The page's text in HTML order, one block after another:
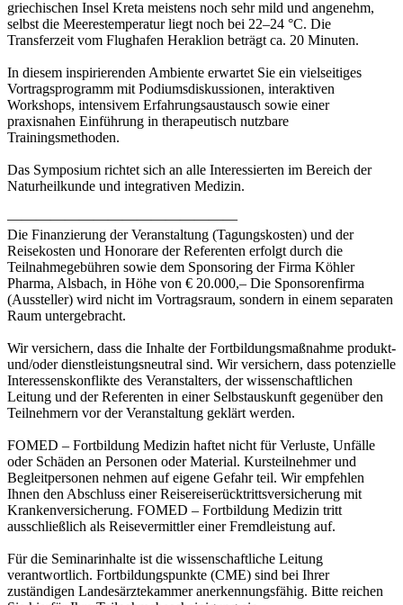
griechischen Insel Kreta meistens noch sehr mild und angenehm,
selbst die Meerestemperatur liegt noch bei 22–24 °C. Die
Transferzeit vom Flughafen Heraklion beträgt ca. 20 Minuten.
In diesem inspirierenden Ambiente erwartet Sie ein vielseitiges
Vortragsprogramm mit Podiumsdiskussionen, interaktiven
Workshops, intensivem Erfahrungsaustausch sowie einer
praxisnahen Einführung in therapeutisch nutzbare
Trainingsmethoden.
Das Symposium richtet sich an alle Interessierten im Bereich der
Naturheilkunde und integrativen Medizin.
————————————————
Die Finanzierung der Veranstaltung (Tagungskosten) und der
Reisekosten und Honorare der Referenten erfolgt durch die
Teilnahmegebühren sowie dem Sponsoring der Firma Köhler
Pharma, Alsbach, in Höhe von € 20.000,– Die Sponsorenfirma
(Aussteller) wird nicht im Vortragsraum, sondern in einem separaten
Raum untergebracht.
Wir versichern, dass die Inhalte der Fortbildungsmaßnahme produkt-
und/oder dienstleistungsneutral sind. Wir versichern, dass potenzielle
Interessenskonflikte des Veranstalters, der wissenschaftlichen
Leitung und der Referenten in einer Selbstauskunft gegenüber den
Teilnehmern vor der Veranstaltung geklärt werden.
FOMED – Fortbildung Medizin haftet nicht für Verluste, Unfälle
oder Schäden an Personen oder Material. Kursteilnehmer und
Begleitpersonen nehmen auf eigene Gefahr teil. Wir empfehlen
Ihnen den Abschluss einer Reisereiserücktrittsversicherung mit
Krankenversicherung. FOMED – Fortbildung Medizin tritt
ausschließlich als Reisevermittler einer Fremdleistung auf.
Für die Seminarinhalte ist die wissenschaftliche Leitung
verantwortlich. Fortbildungspunkte (CME) sind bei Ihrer
zuständigen Landesärztekammer anerkennungsfähig. Bitte reichen